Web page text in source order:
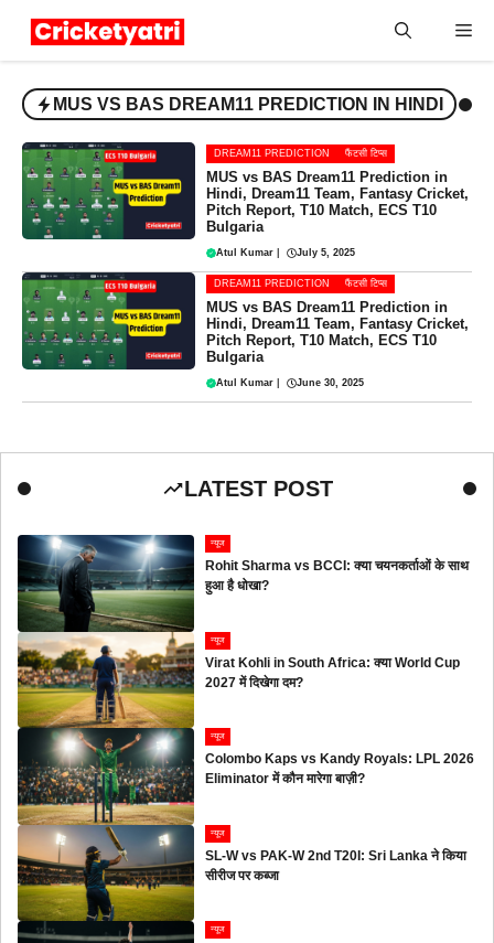
MUS VS BAS DREAM11 PREDICTION IN HINDI
DREAM11 PREDICTION फैंटसी टिप्स
MUS vs BAS Dream11 Prediction in
Hindi, Dream11 Team, Fantasy Cricket,
Pitch Report, T10 Match, ECS T10
Bulgaria
Atul Kumar July 5, 2025
DREAM11 PREDICTION फैंटसी टिप्स
MUS vs BAS Dream11 Prediction in
Hindi, Dream11 Team, Fantasy Cricket,
Pitch Report, T10 Match, ECS T10
Bulgaria
Atul Kumar June 30, 2025
LATEST POST
न्यूज
Rohit Sharma vs BCCI: क्या चयनकर्ताओं के साथ
हुआ है धोखा?
न्यूज
Virat Kohli in South Africa: क्या World Cup
2027 में दिखेगा दम?
न्यूज
Colombo Kaps vs Kandy Royals: LPL 2026
Eliminator में कौन मारेगा बाज़ी?
न्यूज
SL-W vs PAK-W 2nd T20I: Sri Lanka ने किया
सीरीज पर कब्जा
न्यूज